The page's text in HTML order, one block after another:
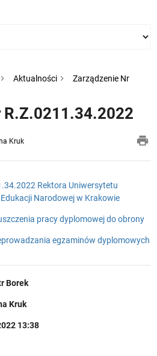
Aktualności
Zarządzenie Nr
R.Z.0211.34.2022
Kruk
Rektora Uniwersytetu
Narodowej w Krakowie
pracy dyplomowej do obrony
egzaminów dyplomowych
Borek
Kruk
13:38